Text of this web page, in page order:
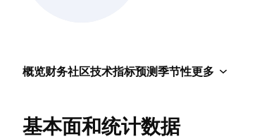
概览财务社区技术指标预测季节性更多
基本面和统计数据